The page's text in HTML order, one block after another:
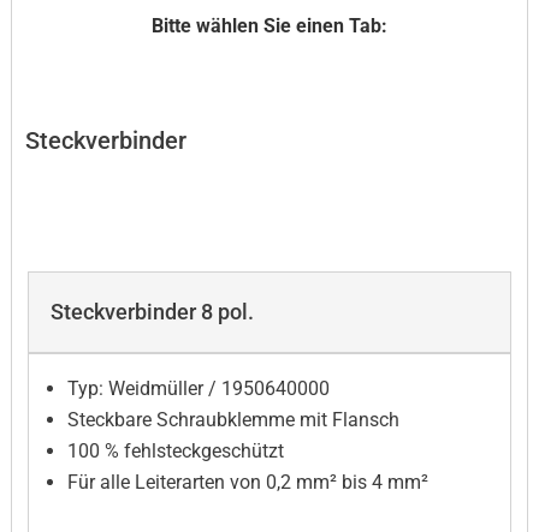
Steckverbinder
Steckverbinder 8 pol.
Typ: Weidmüller / 1950640000
Steckbare Schraubklemme mit Flansch
100 % fehlsteckgeschützt
Für alle Leiterarten von 0,2 mm² bis 4 mm²